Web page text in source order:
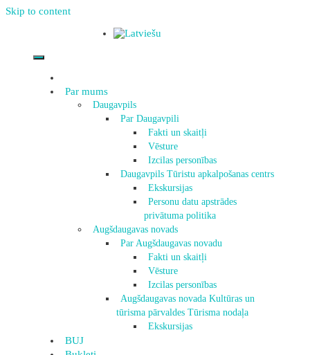
Skip to content
Par mums
Daugavpils
Par Daugavpili
Fakti un skaitļi
Vēsture
Izcilas personības
Daugavpils Tūristu apkalpošanas centrs
Ekskursijas
Personu datu apstrādes
privātuma politika
Augšdaugavas novads
Par Augšdaugavas novadu
Fakti un skaitļi
Vēsture
Izcilas personības
Augšdaugavas novada Kultūras un
tūrisma pārvaldes Tūrisma nodaļa
Ekskursijas
BUJ